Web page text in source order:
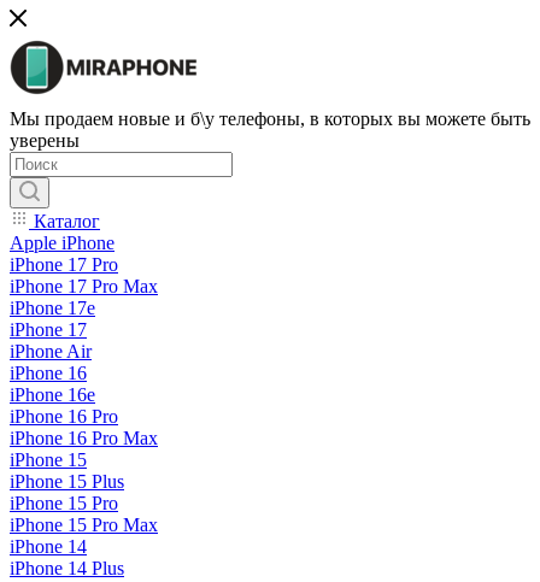
Мы продаем новые и б\у телефоны, в которых вы можете быть
уверены
Каталог
Apple iPhone
iPhone 17 Pro
iPhone 17 Pro Max
iPhone 17e
iPhone 17
iPhone Air
iPhone 16
iPhone 16e
iPhone 16 Pro
iPhone 16 Pro Max
iPhone 15
iPhone 15 Plus
iPhone 15 Pro
iPhone 15 Pro Max
iPhone 14
iPhone 14 Plus